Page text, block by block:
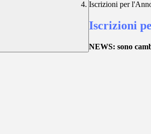
Iscrizioni per
Iscrizioni
NEWS: sono